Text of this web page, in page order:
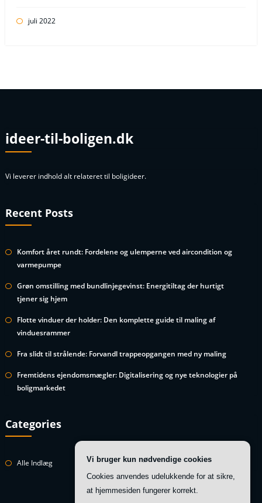
juli 2022
ideer-til-boligen.dk
Vi leverer indhold alt relateret til boligideer.
Recent Posts
Komfort året rundt: Fordelene og ulemperne ved aircondition og
varmepumpe
Grøn omstilling med bundlinjegevinst: Energitiltag der hurtigt
tjener sig hjem
Flotte vinduer der holder: Den komplette guide til maling af
vinduesrammer
Fra slidt til strålende: Forvandl trappeopgangen med ny maling
Fremtidens ejendomsmægler: Digitalisering og nye teknologier på
boligmarkedet
Categories
Alle Indlæg
Vi bruger kun nødvendige cookies
Cookies anvendes udelukkende for at sikre,
at hjemmesiden fungerer korrekt.